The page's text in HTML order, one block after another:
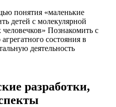
понятия «маленькие
детей с молекулярной
Познакомить с
состояния в
деятельность
разработки,